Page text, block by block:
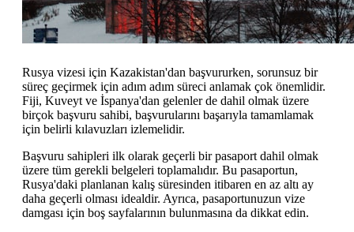
Rusya vizesi için Kazakistan'dan başvururken, sorunsuz bir
süreç geçirmek için adım adım süreci anlamak çok önemlidir.
Fiji, Kuveyt ve İspanya'dan gelenler de dahil olmak üzere
birçok başvuru sahibi, başvurularını başarıyla tamamlamak
için belirli kılavuzları izlemelidir.
Başvuru sahipleri ilk olarak geçerli bir pasaport dahil olmak
üzere tüm gerekli belgeleri toplamalıdır. Bu pasaportun,
Rusya'daki planlanan kalış süresinden itibaren en az altı ay
daha geçerli olması idealdir. Ayrıca, pasaportunuzun vize
damgası için boş sayfalarının bulunmasına da dikkat edin.